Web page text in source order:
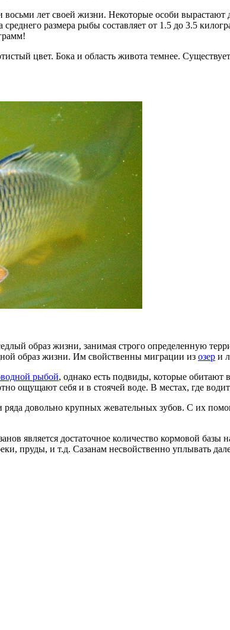
восьми лет своей жизни. Некоторые особи
размера рыбы составляет от 1.5 до 3.5
цвет. Бока и область живота темнее.
образ жизни, занимая строго определенную
образ жизни. Им свойственны миграции из озер и
рыбой, однако есть подвиды, которые
ощущают себя и в стоячей воде. В местах, где
ряда довольно крупных жевательных зубов. С их
является достаточное количество кормовой
пруды, и т.д. Сазанам несвойственно уплывать